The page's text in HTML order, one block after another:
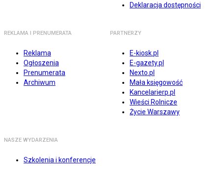
Deklaracja dostępności
REKLAMA I PRENUMERATA
Reklama
Ogłoszenia
Prenumerata
Archiwum
PARTNERZY
E-kiosk.pl
E-gazety.pl
Nexto.pl
Mała księgowość
Kancelarierp.pl
Wieści Rolnicze
Życie Warszawy
NASZE WYDARZENIA
Szkolenia i konferencje